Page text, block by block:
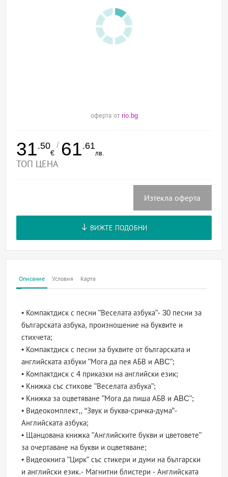
оферта от rio.bg
31.50
€
/ 61.61
лв.
ТОП ЦЕНА
Изтекла оферта
ВИЖТЕ ПОДОБНИ
Описание Условия Карта
• Компактдиск с песни "Веселата азбука"- 30 песни за
българската азбука, произношение на буквите и
стихчета;
• Компактдиск с песни за буквите от българската и
английската азбуки "Мога да пея АБВ и ABC";
• Компактдиск с 4 приказки на английски език;
• Книжка със стихове "Веселата азбука";
• Книжка за оцветяване "Мога да пиша АБВ и ABC";
• Видеокомплект,, “Звук и буква-сричка-дума”-
Английската азбука;
• Щанцована книжка "Английските букви и цветовете"
за очертаване на букви и оцветяване;
• Видеокнига "Цирк" със стикери и думи на български
и английски език.- Магнитни блистери - Английската